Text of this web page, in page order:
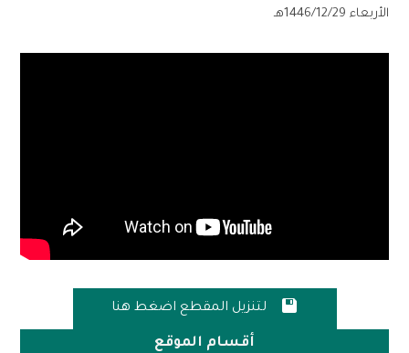
الأربعاء 1446/12/29هـ
 لتنزيل المقطع اضغط هنا
أقسام الموقع